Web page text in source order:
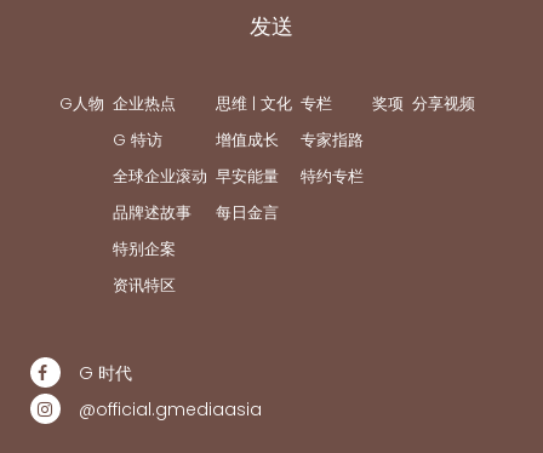
发送
G人物 企业热点
G 特访
全球企业滚动
品牌述故事
特别企案
资讯特区
思维 | 文化
增值成长
早安能量
每日金言
专栏
专家指路
特约专栏
奖项 分享视频
G 时代
@official.gmediaasia